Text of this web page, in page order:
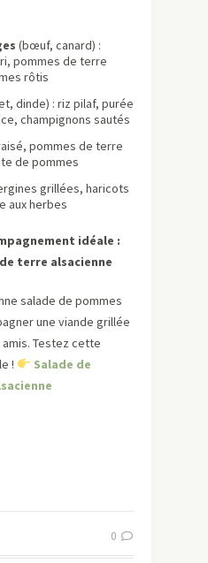
(bœuf, canard) :
pommes de terre
rôtis
dinde) : riz pilaf, purée
champignons sautés
pommes de terre
de pommes
grillées, haricots
aux herbes
idéale :
terre alsacienne
salade de pommes
une viande grillée
Testez cette
!
Salade de
0